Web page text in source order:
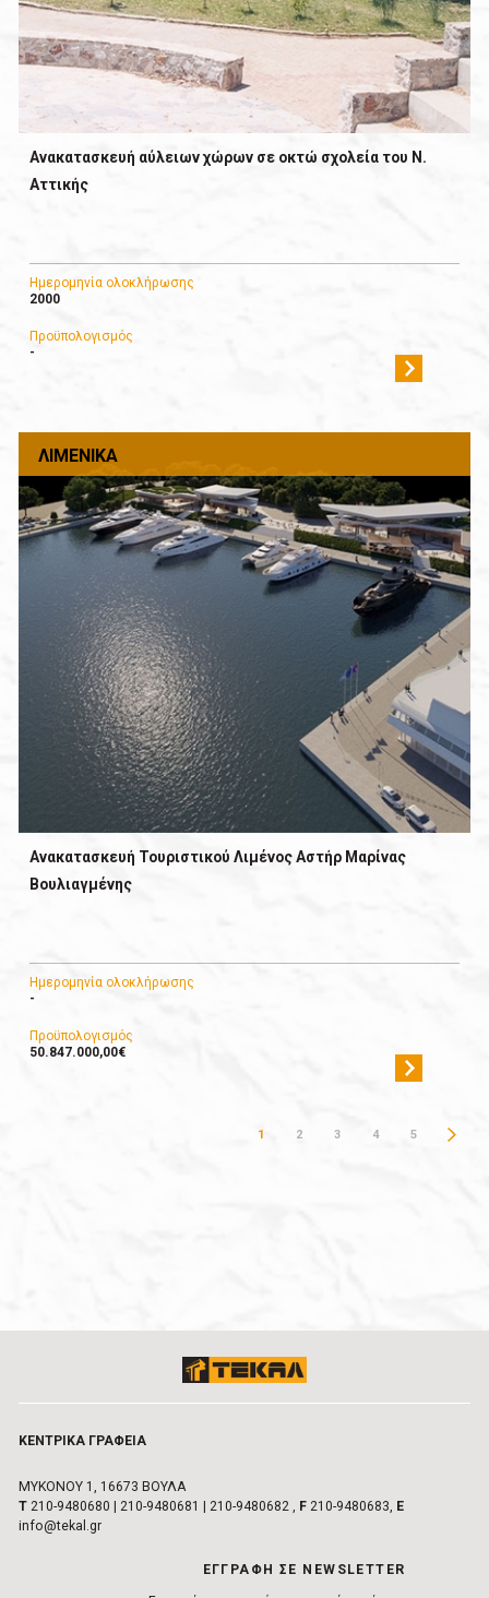
Ανακατασκευή αύλειων χώρων σε οκτώ σχολεία του Ν.
Αττικής
Ημερομηνία ολοκλήρωσης
2000
Προϋπολογισμός
-
ΛΙΜΕΝΙΚΆ
Ανακατασκευή Τουριστικού Λιμένος Αστήρ Μαρίνας
Βουλιαγμένης
Ημερομηνία ολοκλήρωσης
-
Προϋπολογισμός
50.847.000,00€
1 2 3 4 5
ΚΕΝΤΡΙΚA ΓΡΑΦΕIΑ
ΜΥΚΟΝΟΥ 1, 16673 ΒΟΥΛA
Τ 210-9480680 210-9480681 210-9480682, F210-9480683, E
info@tekal.gr
EΓΓΡΑΦΗ ΣΕ NEWSLETTER